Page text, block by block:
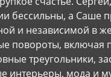
бессильны, а Саше
и независимой в
повороты, включая
треугольники,
интерьеры, мода и